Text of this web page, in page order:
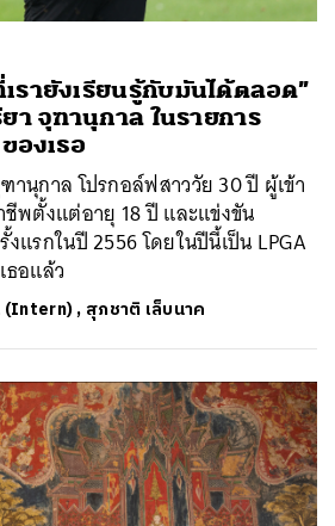
รายังเรียนรู้กับมันได้ตลอด”
า จุฑานุกาล ในรายการ
องเธอ
านุกาล โปรกอล์ฟสาววัย 30 ปี ผู้เข้า
พตั้งแต่อายุ 18 ปี และแข่งขัน
งแรกในปี 2556 โดยในปีนี้เป็น LPGA
ธอแล้ว
(Intern), สุภชาติ เล็บนาค